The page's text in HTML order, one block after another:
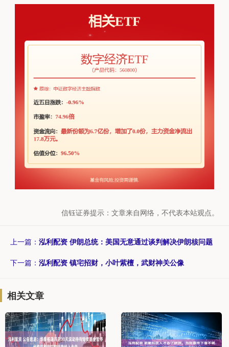
信钰证券提示：文章来自网络，不代表本站观点。
上一篇： 泓利配资 伊朗总统：美国无意通过谈判解决伊朗核问题
下一篇： 泓利配资 镇宅招财，小叶紫檀，武财神关公像
相关文章